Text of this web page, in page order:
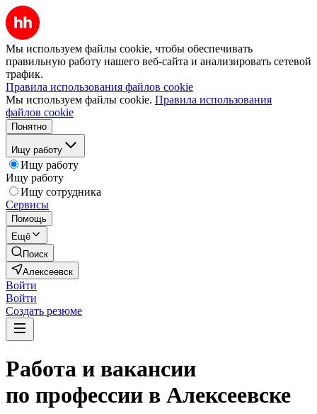
Мы используем файлы cookie, чтобы обеспечивать
правильную работу нашего веб-сайта и анализировать сетевой
трафик.
Правила использования файлов cookie
Мы используем файлы cookie. Правила использования
файлов cookie
Понятно
Ищу работу
Ищу работу
Ищу работу
Ищу сотрудника
Сервисы
Помощь
Ещё
Поиск
Алексеевск
Войти
Войти
Создать резюме
Работа и вакансии
по профессии в Алексеевске